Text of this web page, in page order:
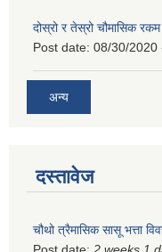
दोस्रो र तेस्रो चौमासिक
Post date: 08/30/2020
अन्य
दस्तावेज
चौथो त्रैमासिक सासू भत्ता